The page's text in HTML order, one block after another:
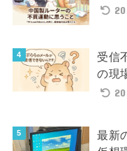
受信
の現
最新